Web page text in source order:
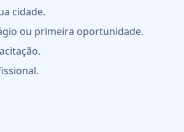
cidade.
ou primeira oportunidade.